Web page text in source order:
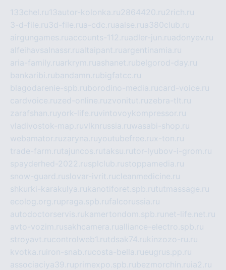
133chel.ru13autor-kolonka.ru2864420.ru2rich.ru
3-d-file.ru3d-file.rua-cdc.ruaalse.rua380club.ru
airgungames.ruaccounts-112.ruadler-jun.ruadonyev.ru
alfeihavsalnassr.rualtaipant.ruargentinamia.ru
aria-family.ruarkrym.ruashanet.rubelgorod-day.ru
bankaribi.rubandamn.rubigfatcc.ru
blagodarenie-spb.ruborodino-media.rucard-voice.ru
cardvoice.ruzed-online.ruzvonitut.ruzebra-tlt.ru
zarafshan.ruyork-life.ruvintovoykompressor.ru
vladivostok-map.ruvlknrussia.ruwasabi-shop.ru
webamator.ruzaryna.ruyoutubefree.rux-ton.ru
trade-farm.rutajuncos.rutaksu.rutor-lyubov-i-grom.ru
spayderhed-2022.rusplclub.rustoppamedia.ru
snow-guard.ruslovar-ivrit.rucleanmedicine.ru
shkurki-karakulya.rukanotiforet.spb.rututmassage.ru
ecolog.org.rupraga.spb.rufalcorussia.ru
autodoctorservis.rukamertondom.spb.ru net-life.net.ru
avto-vozim.rusakhcamera.rualliance-electro.spb.ru
stroyavt.rucontrolweb1.rutdsak74.rukinzozo-ru.ru
kvotka.ru iron-snab.rucosta-bella.rueugrus.pp.ru
associaciya39.ruprimexpo.spb.rubezmorchin.ru ia2.ru